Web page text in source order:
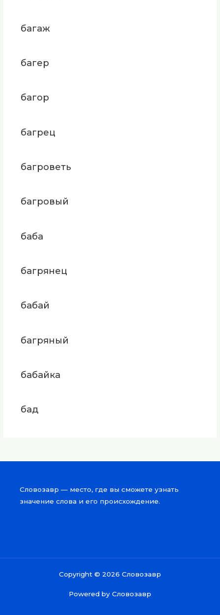
багаж
багер
багор
багрец
багроветь
багровый
баба
багрянец
бабай
багряный
бабайка
бад
Словозавр — место, где вы сможете узнать
значение слова и его происхождение.
Copyright © 2026 Словозавр
Powered by Словозавр